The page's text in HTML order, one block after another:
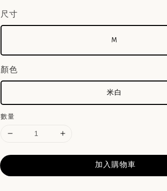
尺寸
M
顏色
米白
數量
加入購物車